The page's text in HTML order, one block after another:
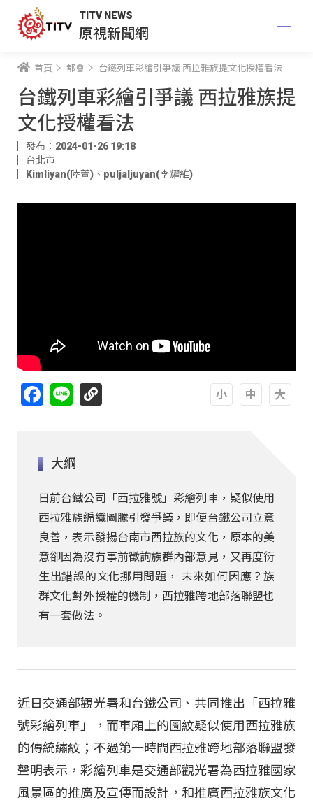
TITV NEWS
原視新聞網
首頁 都會 台鐵列車彩繪引爭議 西拉雅族提文化授權看法
台鐵列車彩繪引爭議 西拉雅族提
文化授權看法
發布：2024-01-26 19:18
台北市
Kimliyan(陸萱) 、 puljaljuyan(李耀維)
Facebook
Line
大綱
日前台鐵公司「西拉雅號」彩繪列車，疑似使用
西拉雅族編織圖騰引發爭議，即便台鐵公司立意
良善，表示發揚台南市西拉族的文化，原本的美
意卻因為沒有事前徵詢族群內部意見，又再度衍
生出錯誤的文化挪用問題， 未來如何因應？族
群文化對外授權的機制，西拉雅跨地部落聯盟也
有一套做法。
近日交通部觀光署和台鐵公司、共同推出「西拉雅
號彩繪列車」，而車廂上的圖紋疑似使用西拉雅族
的傳統繡紋；不過第一時間西拉雅跨地部落聯盟發
聲明表示，彩繪列車是交通部觀光署為西拉雅國家
風景區的推廣及宣傳而設計，和推廣西拉雅族文化